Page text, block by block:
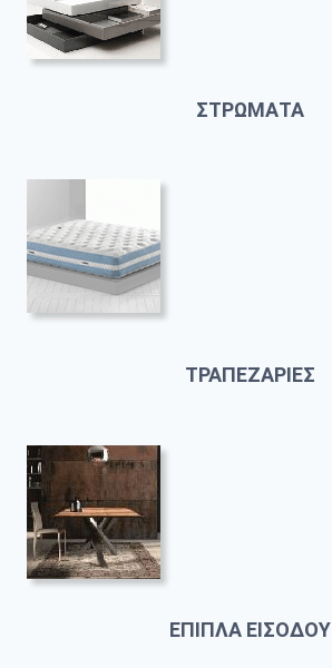
ΣΤΡΩΜΑΤΑ
ΤΡΑΠΕΖΑΡΙΕΣ
ΕΠΙΠΛΑ ΕΙΣΟΔΟΥ